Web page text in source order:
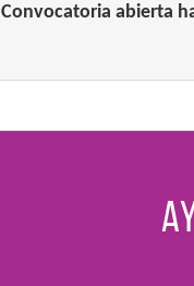
Convocatoria abierta